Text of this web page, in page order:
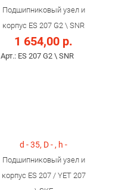
Подшипниковый узел и
корпус ES 207 G2 \ SNR
1 654,00 р.
Арт.: ES 207 G2 \ SNR
d - 35, D - , h -
Подшипниковый узел и
корпус ES 207 / YET 207